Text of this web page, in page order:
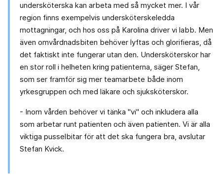
undersköterska kan arbeta med så mycket mer. I vår
region finns exempelvis undersköterskeledda
mottagningar, och hos oss på Karolina driver vi labb. Men
även omvårdnadsbiten behöver lyftas och glorifieras, då
det faktiskt inte fungerar utan den. Undersköterskor har
en stor roll i helheten kring patienterna, säger Stefan,
som ser framför sig mer teamarbete både inom
yrkesgruppen och med läkare och sjuksköterskor.
- Inom vården behöver vi tänka "vi" och inkludera alla
som arbetar runt patienten och även patienten. Vi är alla
viktiga pusselbitar för att det ska fungera bra, avslutar
Stefan Kvick.